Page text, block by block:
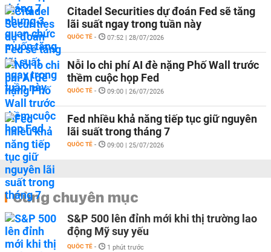
Citadel Securities dự đoán Fed sẽ tăng
lãi suất ngay trong tuần này
QUỐC TẾ - 07:52 | 28/07/2026
Nỗi lo chi phí AI đè nặng Phố Wall trước
thềm cuộc họp Fed
QUỐC TẾ - 09:00 | 26/07/2026
Fed nhiều khả năng tiếp tục giữ nguyên
lãi suất trong tháng 7
QUỐC TẾ - 09:00 | 25/07/2026
Cùng chuyên mục
S&P 500 lên đỉnh mới khi thị trường lao
động Mỹ suy yếu
QUỐC TẾ - 1 phút trước